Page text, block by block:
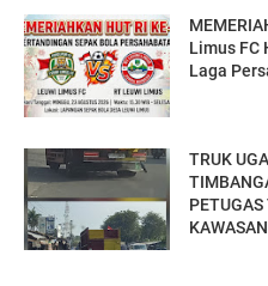
Limus FC
Laga
TRUK